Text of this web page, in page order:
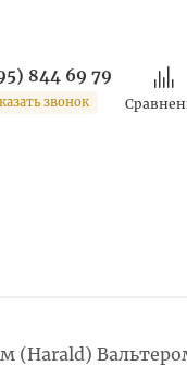
844 69 79
звонок
(Harald)